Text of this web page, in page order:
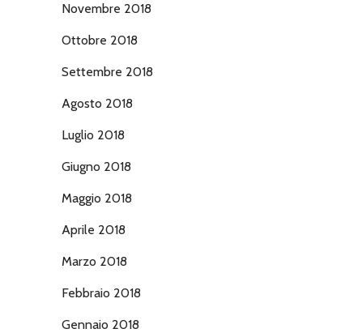
Novembre 2018
Ottobre 2018
Settembre 2018
Agosto 2018
Luglio 2018
Giugno 2018
Maggio 2018
Aprile 2018
Marzo 2018
Febbraio 2018
Gennaio 2018